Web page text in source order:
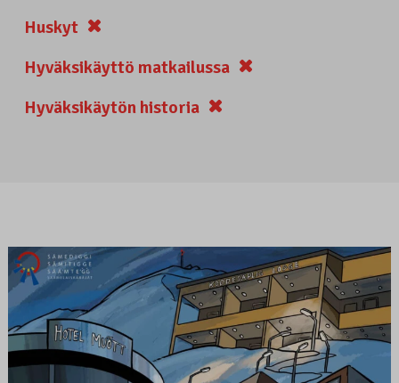
Huskyt
Hyväksikäyttö matkailussa
Hyväksikäytön historia